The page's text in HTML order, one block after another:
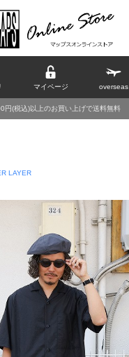
マイページ overseas
円(税込)以上のお買い上げで送料無料
LAYER